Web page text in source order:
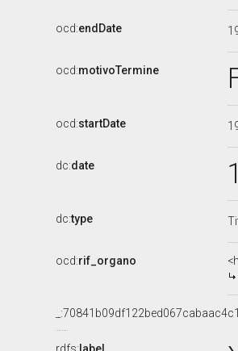
ocd:endDate
ocd:motivoTermine
ocd:startDate
dc:date
dc:type
ocd:rif_organo